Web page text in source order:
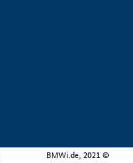
BMWi.de, 2021 ©